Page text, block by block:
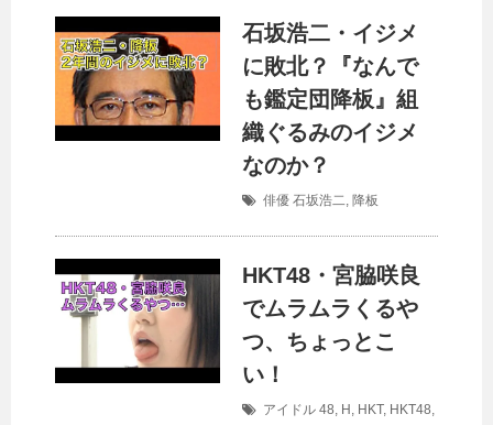
石坂浩二・イジメ
に敗北？『なんで
も鑑定団降板』組
織ぐるみのイジメ
なのか？
俳優 石坂浩二, 降板
HKT48・宮脇咲良
でムラムラくるや
つ、ちょっとこ
い！
アイドル 48, H , HKT, HKT48,